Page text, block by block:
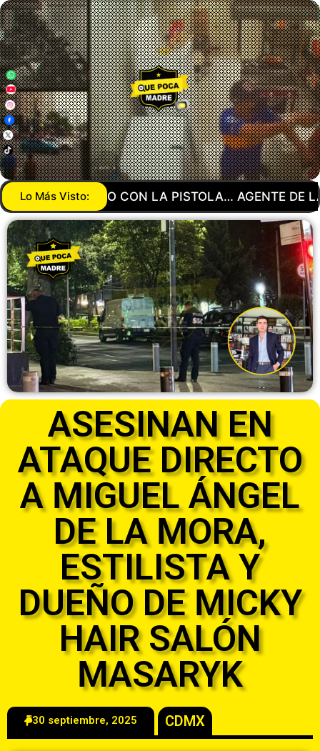
Lo Más Visto:
DE LA GUARDIA NACIONAL MANDA A SU
ASESINAN EN
ATAQUE DIRECTO
A MIGUEL ÁNGEL
DE LA MORA,
ESTILISTA Y
DUEÑO DE MICKY
HAIR SALÓN
MASARYK
30 septiembre, 2025 CDMX